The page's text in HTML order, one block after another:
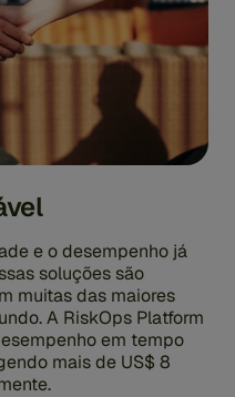
e o desempenho já
soluções são
muitas das maiores
A RiskOps Platform
em tempo
mais de US$ 8